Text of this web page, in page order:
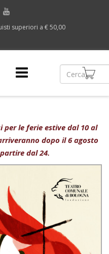
superiori a € 50,00
le ferie estive dal 10 al
dopo il 6 agosto
dal 24.